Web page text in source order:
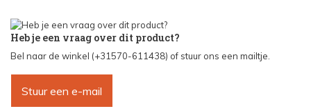
Heb je een vraag over dit product?
Bel naar de winkel (+31570-611438) of stuur ons een mailtje.
Stuur een e-mail